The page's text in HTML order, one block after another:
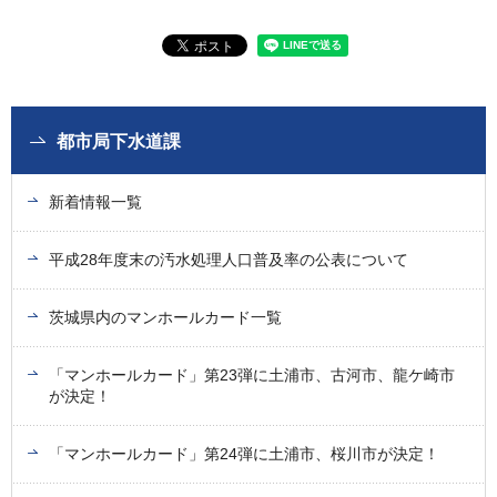
都市局下水道課
新着情報一覧
平成28年度末の汚水処理人口普及率の公表について
茨城県内のマンホールカード一覧
「マンホールカード」第23弾に土浦市、古河市、龍ケ崎市
が決定！
「マンホールカード」第24弾に土浦市、桜川市が決定！